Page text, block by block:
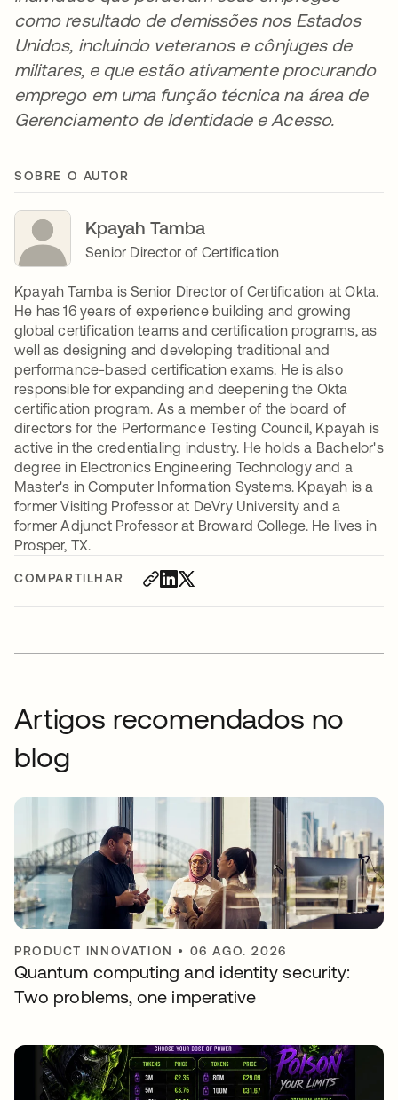
COMPARTILHAR
como resultado de demissões nos Estados
Unidos, incluindo veteranos e cônjuges de
militares, e que estão ativamente procurando
emprego em uma função técnica na área de
Gerenciamento de Identidade e Acesso.
SOBRE O AUTOR
Kpayah Tamba
Senior Director of Certification
Kpayah Tamba is Senior Director of Certification at Okta.
He has 16 years of experience building and growing
global certification teams and certification programs, as
well as designing and developing traditional and
performance-based certification exams. He is also
responsible for expanding and deepening the Okta
certification program. As a member of the board of
directors for the Performance Testing Council, Kpayah is
active in the credentialing industry. He holds a Bachelor's
degree in Electronics Engineering Technology and a
Master's in Computer Information Systems. Kpayah is a
former Visiting Professor at DeVry University and a
former Adjunct Professor at Broward College. He lives in
Prosper, TX.
Artigos recomendados no
blog
PRODUCT INNOVATION • 06 AGO. 2026
Quantum computing and identity security:
Two problems, one imperative